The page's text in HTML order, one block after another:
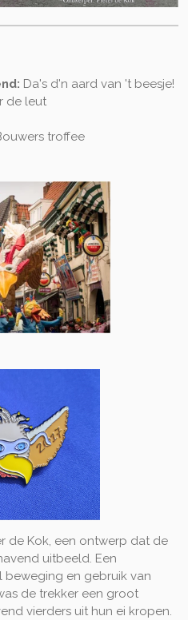
Da's d'n aard van 't beesje!
de leut
troffee
de Kok, een ontwerp dat de
uitbeeld. Een
en gebruik van
de trekker een groot
vierders uit hun ei kropen.